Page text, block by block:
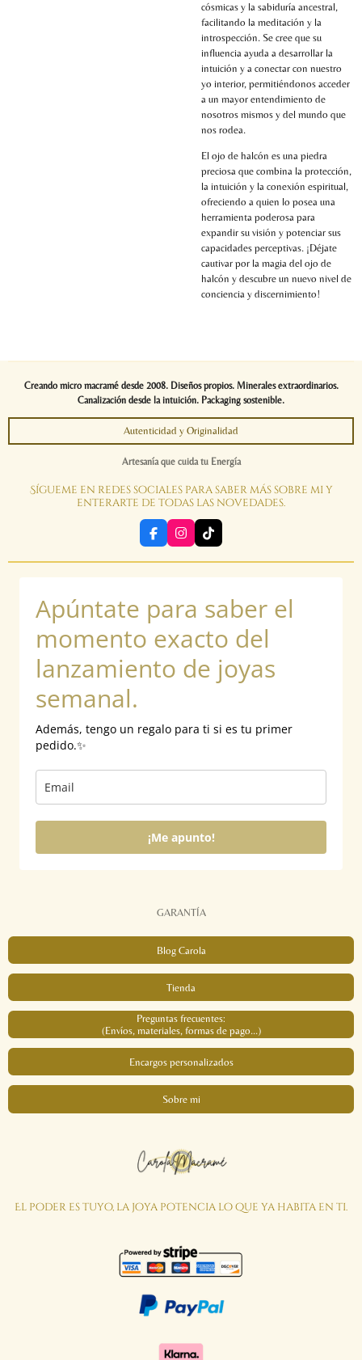
cósmicas y la sabiduría ancestral,
facilitando la meditación y la
introspección. Se cree que su
influencia ayuda a desarrollar la
intuición y a conectar con nuestro
yo interior, permitiéndonos acceder
a un mayor entendimiento de
nosotros mismos y del mundo que
nos rodea.
El ojo de halcón es una piedra
preciosa que combina la protección,
la intuición y la conexión espiritual,
ofreciendo a quien lo posea una
herramienta poderosa para
expandir su visión y potenciar sus
capacidades perceptivas. ¡Déjate
cautivar por la magia del ojo de
halcón y descubre un nuevo nivel de
conciencia y discernimiento!
Creando micro macramé desde 2008. Diseños propios. Minerales extraordinarios.
Canalización desde la intuición. Packaging sostenible.
Autenticidad y Originalidad
Artesanía que cuida tu Energía
Sígueme en redes sociales para saber más sobre mi y
enterarte de todas las novedades.
F
a
c
o
I
n
s
r
m
T
i
k
Apúntate para saber el
momento exacto del
lanzamiento de joyas
semanal.
Además, tengo un regalo para ti si es tu primer
pedido.✨
¡Me apunto!
GARANTÍA
Blog Carola
Tienda
Preguntas frecuentes:
(Envíos, materiales, formas de pago...)
Encargos personalizados
Sobre mi
El poder es tuyo, la joya potencia lo que ya habita en ti.